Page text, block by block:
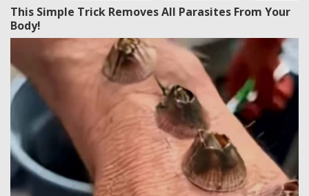
This Simple Trick Removes All Parasites From Your
Body!